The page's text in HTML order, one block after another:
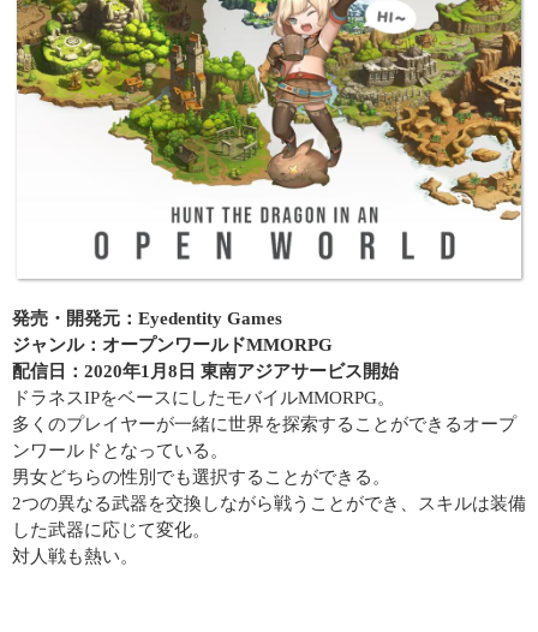
発売・開発元：Eyedentity Games
ジャンル：オープンワールドMMORPG
配信日：2020年1月8日 東南アジアサービス開始
ドラネスIPをベースにしたモバイルMMORPG。
多くのプレイヤーが一緒に世界を探索することができるオープ
ンワールドとなっている。
男女どちらの性別でも選択することができる。
2つの異なる武器を交換しながら戦うことができ、スキルは装備
した武器に応じて変化。
対人戦も熱い。